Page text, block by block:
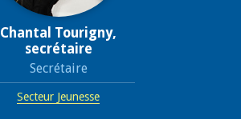
Chantal Tourigny,
secrétaire
Secrétaire
Secteur Jeunesse